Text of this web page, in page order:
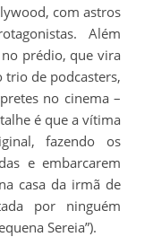
com astros
Além
prédio, que vira
de podcasters,
no cinema –
é que a vítima
fazendo os
e embarcarem
casa da irmã de
por ninguém
Sereia”).